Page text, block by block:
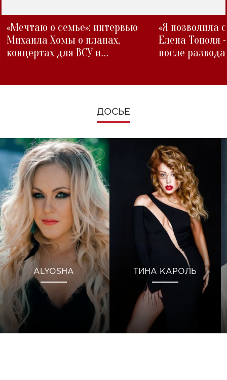
«Мечтаю о семье»: интервью
Михаила Хомы о планах,
концертах для ВСУ и
«Я позволила
Елена Тополя
после развода
ДОСЬЕ
ALYOSHA ТИНА КАРОЛЬ